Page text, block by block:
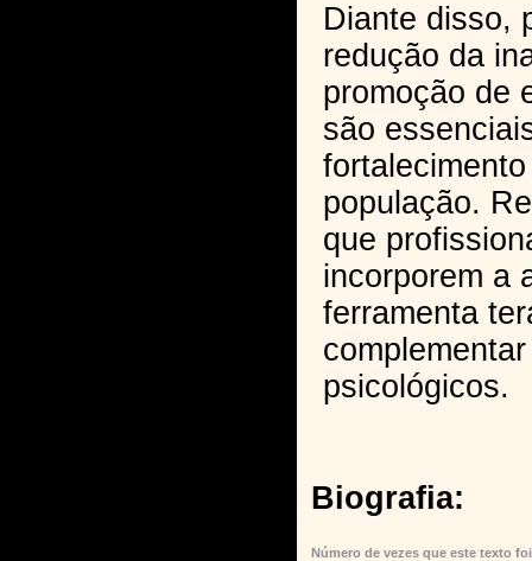
Diante disso,
redução da
promoção de
são
população.
que
incorporem a
ferramenta
psicológicos.
Biografia:
Número de vezes que este texto